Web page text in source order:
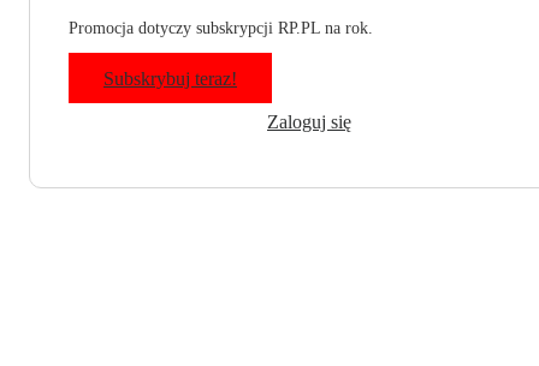
Promocja dotyczy subskrypcji RP.PL na rok.
Subskrybuj teraz!
Zaloguj się